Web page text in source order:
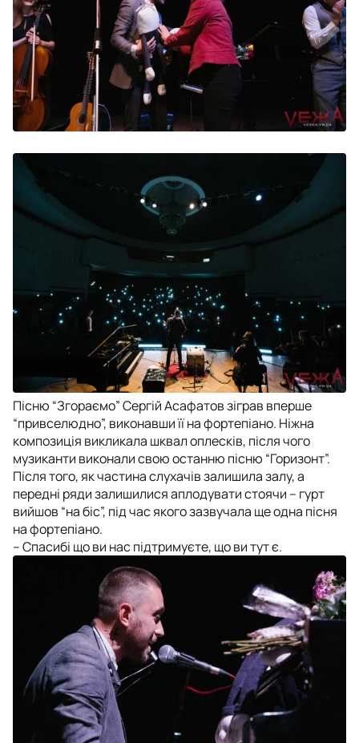
Пісню “Згораємо” Сергій Асафатов зіграв вперше
“привселюдно”, виконавши її на фортепіано. Ніжна
композиція викликала шквал оплесків, після чого
музиканти виконали свою останню пісню “Горизонт”.
Після того, як частина слухачів залишила залу, а
передні ряди залишилися аплодувати стоячи – гурт
вийшов “на біс”, під час якого зазвучала ще одна пісня
на фортепіано.
– Спасибі що ви нас підтримуєте, що ви тут є.